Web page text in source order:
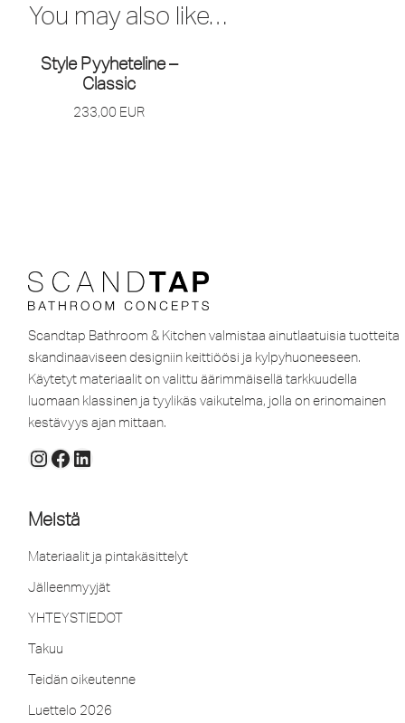
You may also like…
Style Pyyheteline –
Classic
233,00 EUR
Scandtap Bathroom & Kitchen valmistaa ainutlaatuisia tuotteita
skandinaaviseen designiin keittiöösi ja kylpyhuoneeseen.
Käytetyt materiaalit on valittu äärimmäisellä tarkkuudella
luomaan klassinen ja tyylikäs vaikutelma, jolla on erinomainen
kestävyys ajan mittaan.
Meistä
Materiaalit ja pintakäsittelyt
Jälleenmyyjät
YHTEYSTIEDOT
Takuu
Teidän oikeutenne
Luettelo 2026